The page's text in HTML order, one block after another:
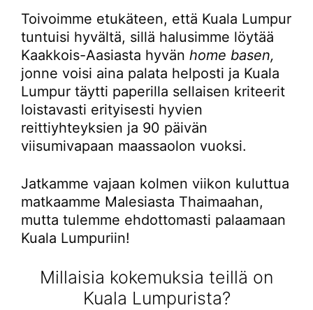
Toivoimme etukäteen, että Kuala Lumpur
tuntuisi hyvältä, sillä halusimme löytää
Kaakkois-Aasiasta hyvän home basen,
jonne voisi aina palata helposti ja Kuala
Lumpur täytti paperilla sellaisen kriteerit
loistavasti erityisesti hyvien
reittiyhteyksien ja 90 päivän
viisumivapaan maassaolon vuoksi.
Jatkamme vajaan kolmen viikon kuluttua
matkaamme Malesiasta Thaimaahan,
mutta tulemme ehdottomasti palaamaan
Kuala Lumpuriin!
Millaisia kokemuksia teillä on
Kuala Lumpurista?